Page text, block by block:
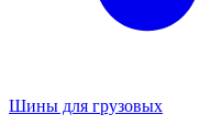
Шины для грузовых